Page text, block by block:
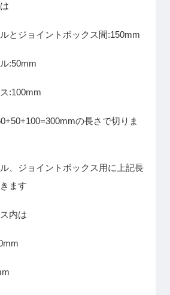
とジョイントボックス間:150mm
:50mm
:100mm
の長さで切りま
、ジョイントボックス用に上記長
ます
内は